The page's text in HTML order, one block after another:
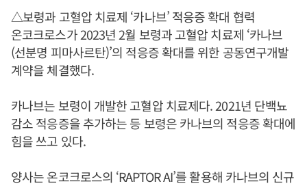
△보령과 고혈압 치료제 ‘카나브’ 적응증 확대 협력
온코크로스가 2023년 2월 보령과 고혈압 치료제 ‘카나브
(선분명 피마사르탄)’의 적응증 확대를 위한 공동연구개발
계약을 체결했다.
카나브는 보령이 개발한 고혈압 치료제다. 2021년 단백뇨
감소 적응증을 추가하는 등 보령은 카나브의 적응증 확대에
힘을 쓰고 있다.
양사는 온코크로스의 ‘RAPTOR AI’를 활용해 카나브의 신규